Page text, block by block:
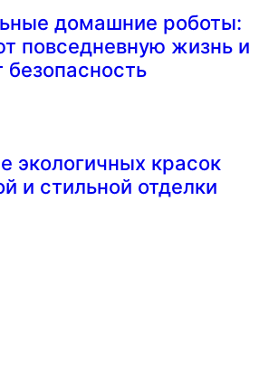
домашние роботы:
повседневную жизнь и
экологичных красок
и стильной отделки